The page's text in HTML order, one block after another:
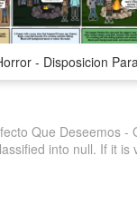
Que Deseemos
into null. If it is